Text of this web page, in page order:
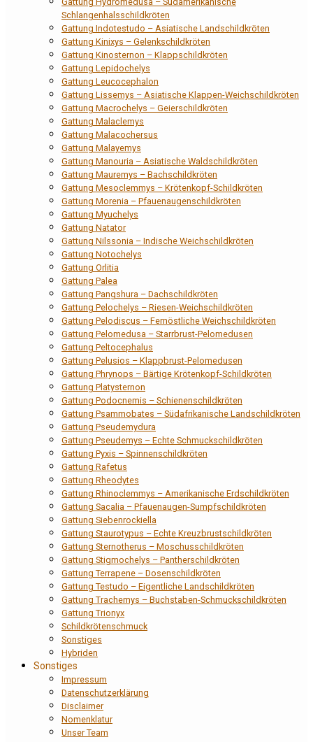
Schlangenhalsschildkröten
Gattung Indotestudo – Asiatische Landschildkröten
Gattung Kinixys – Gelenkschildkröten
Gattung Kinosternon – Klappschildkröten
Gattung Lepidochelys
Gattung Leucocephalon
Gattung Lissemys – Asiatische Klappen-Weichschildkröten
Gattung Macrochelys – Geierschildkröten
Gattung Malaclemys
Gattung Malacochersus
Gattung Malayemys
Gattung Manouria – Asiatische Waldschildkröten
Gattung Mauremys – Bachschildkröten
Gattung Mesoclemmys – Krötenkopf-Schildkröten
Gattung Morenia – Pfauenaugenschildkröten
Gattung Myuchelys
Gattung Natator
Gattung Nilssonia – Indische Weichschildkröten
Gattung Notochelys
Gattung Orlitia
Gattung Palea
Gattung Pangshura – Dachschildkröten
Gattung Pelochelys – Riesen-Weichschildkröten
Gattung Pelodiscus – Fernöstliche Weichschildkröten
Gattung Pelomedusa – Starrbrust-Pelomedusen
Gattung Peltocephalus
Gattung Pelusios – Klappbrust-Pelomedusen
Gattung Phrynops – Bärtige Krötenkopf-Schildkröten
Gattung Platysternon
Gattung Podocnemis – Schienenschildkröten
Gattung Psammobates – Südafrikanische Landschildkröten
Gattung Pseudemydura
Gattung Pseudemys – Echte Schmuckschildkröten
Gattung Pyxis – Spinnenschildkröten
Gattung Rafetus
Gattung Rheodytes
Gattung Rhinoclemmys – Amerikanische Erdschildkröten
Gattung Sacalia – Pfauenaugen-Sumpfschildkröten
Gattung Siebenrockiella
Gattung Staurotypus – Echte Kreuzbrustschildkröten
Gattung Sternotherus – Moschusschildkröten
Gattung Stigmochelys – Pantherschildkröten
Gattung Terrapene – Dosenschildkröten
Gattung Testudo – Eigentliche Landschildkröten
Gattung Trachemys – Buchstaben-Schmuckschildkröten
Gattung Trionyx
Schildkrötenschmuck
Sonstiges
Hybriden
Sonstiges
Impressum
Datenschutzerklärung
Disclaimer
Nomenklatur
Unser Team